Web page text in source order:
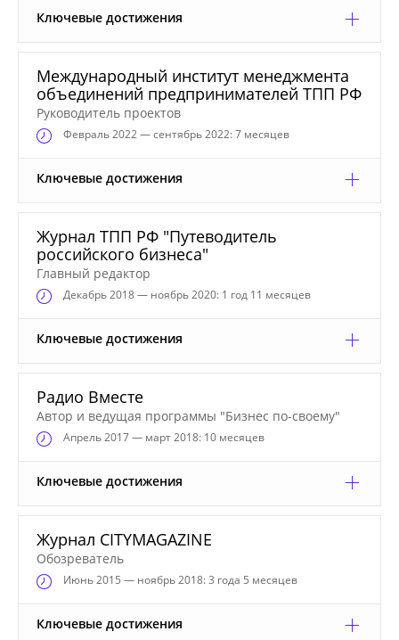
Ключевые достижения
Международный институт менеджмента
объединений предпринимателей ТПП РФ
Руководитель проектов
Февраль2022 — сентябрь 2022: 7 месяцев
Ключевые достижения
Журнал ТПП РФ "Путеводитель
российского бизнеса"
Главный редактор
Декабрь2018 — ноябрь 2020: 1 год 11 месяцев
Ключевые достижения
Радио Вместе
Автор и ведущая программы "Бизнес по-своему"
Апрель2017 — март 2018: 10 месяцев
Ключевые достижения
Журнал CITYMAGAZINE
Обозреватель
Июнь2015 — ноябрь 2018: 3 года 5 месяцев
Ключевые достижения